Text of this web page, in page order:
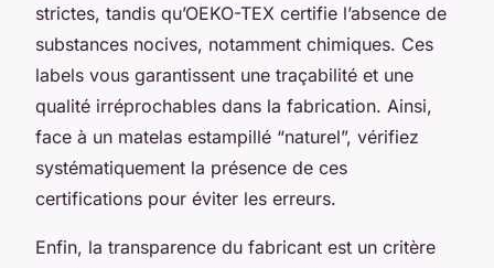
strictes, tandis qu’OEKO-TEX certifie l’absence de
substances nocives, notamment chimiques. Ces
labels vous garantissent une traçabilité et une
qualité irréprochables dans la fabrication. Ainsi,
face à un matelas estampillé “naturel”, vérifiez
systématiquement la présence de ces
certifications pour éviter les erreurs.
Enfin, la transparence du fabricant est un critère